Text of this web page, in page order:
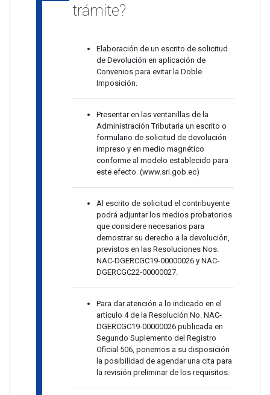
trámite?
Elaboración de un escrito de solicitud
de Devolución en aplicación de
Convenios para evitar la Doble
Imposición.
Presentar en las ventanillas de la
Administración Tributaria un escrito o
formulario de solicitud de devolución
impreso y en medio magnético
conforme al modelo establecido para
este efecto. (www.sri.gob.ec)
Al escrito de solicitud el contribuyente
podrá adjuntar los medios probatorios
que considere necesarios para
demostrar su derecho a la devolución,
previstos en las Resoluciones Nos.
NAC-DGERCGC19-00000026 y NAC-
DGERCGC22-00000027.
Para dar atención a lo indicado en el
artículo 4 de la Resolución No. NAC-
DGERCGC19-00000026 publicada en
Segundo Suplemento del Registro
Oficial 506, ponemos a su disposición
la posibilidad de agendar una cita para
la revisión preliminar de los requisitos.